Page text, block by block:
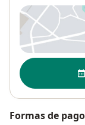
Formas de